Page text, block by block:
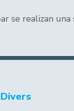
se realizan